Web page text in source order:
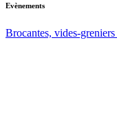
Evènements
Brocantes, vides-greniers